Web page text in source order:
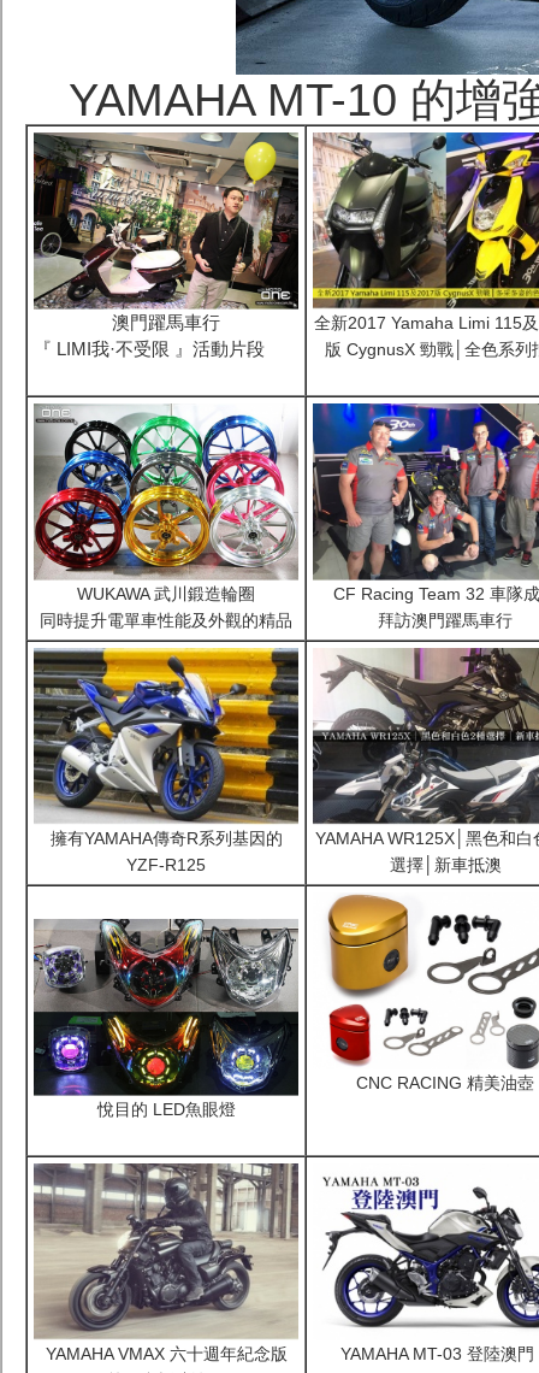
YAMAHA MT-10 的增
澳門躍馬車行
『 LIMI我·不受限 』活動片段
全新2017 Yamaha Limi 115
版 CygnusX 勁戰│全色系列
WUKAWA 武川鍛造輪圈
同時提升電單車性能及外觀的精品
CF Racing Team 32 車隊
拜訪澳門躍馬車行
擁有YAMAHA傳奇R系列基因的
YZF-R125
YAMAHA WR125X│黑色和白
選擇│新車抵澳
悅目的 LED魚眼燈
CNC RACING 精美油壺
YAMAHA VMAX 六十週年紀念版
YAMAHA MT-03 登陸澳門